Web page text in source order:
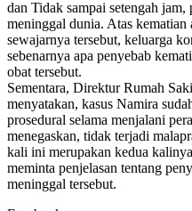
dan Tidak sampai setengah
meninggal dunia. Atas
sewajarnya tersebut, keluarga
sebenarnya apa penyebab
obat tersebut.
Sementara, Direktur Rumah
menyatakan, kasus Namira
prosedural selama menjalani
menegaskan, tidak terjadi
kali ini merupakan kedua
meminta penjelasan tentang
meninggal tersebut.